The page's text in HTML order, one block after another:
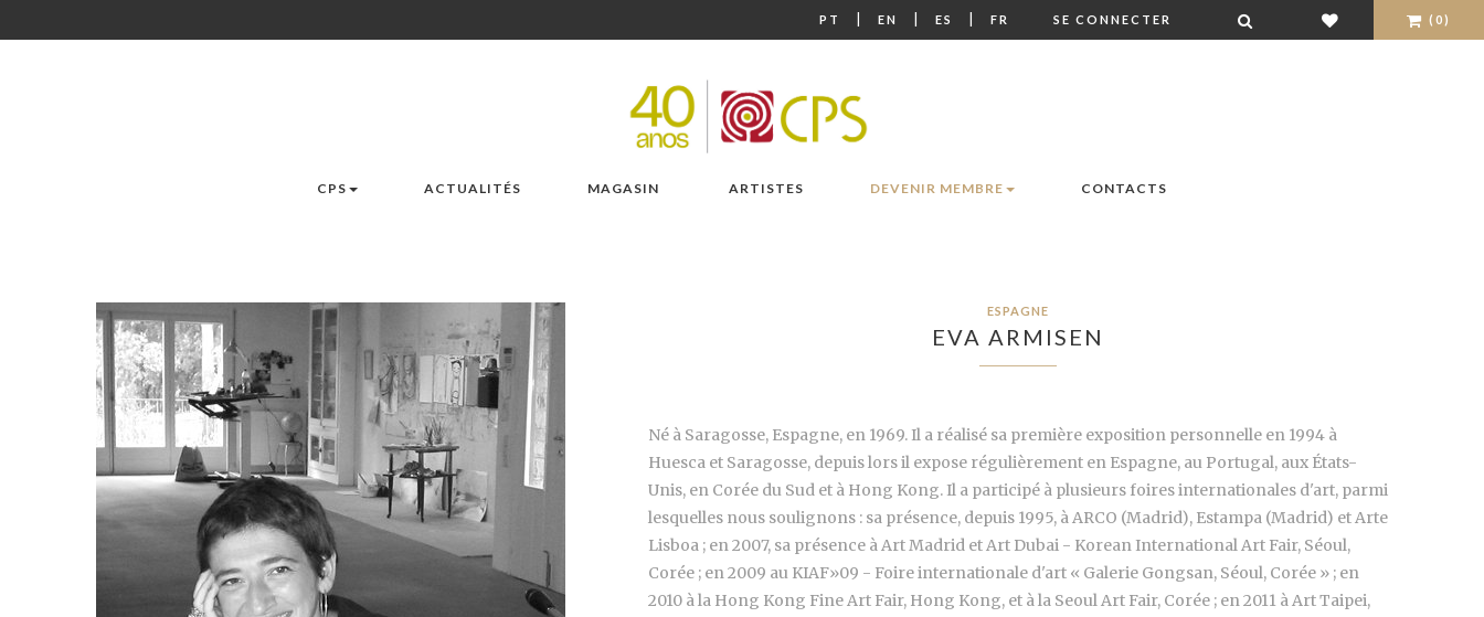
PT | EN | ES | FR SE CONNECTER (0)
CPS ACTUALITÉS MAGASIN ARTISTES DEVENIR MEMBRE CONTACTS
ESPAGNE
EVA ARMISEN
Né à Saragosse, Espagne, en 1969. Il a réalisé sa première exposition personnelle en 1994 à
Huesca et Saragosse, depuis lors il expose régulièrement en Espagne, au Portugal, aux États-
Unis, en Corée du Sud et à Hong Kong. Il a participé à plusieurs foires internationales d'art, parmi
lesquelles nous soulignons : sa présence, depuis 1995, à ARCO (Madrid), Estampa (Madrid) et Arte
Lisboa ; en 2007, sa présence à Art Madrid et Art Dubai - Korean International Art Fair, Séoul,
Corée ; en 2009 au KIAF»09 - Foire internationale d'art « Galerie Gongsan, Séoul, Corée » ; en
2010 à la Hong Kong Fine Art Fair, Hong Kong, et à la Seoul Art Fair, Corée ; en 2011 à Art Taipei,